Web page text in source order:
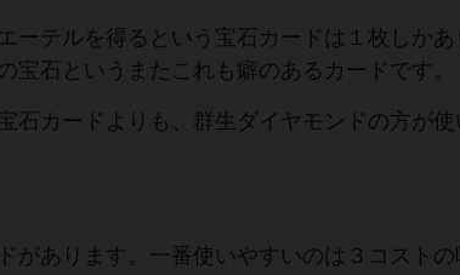
ーテルを得るという宝石カードは１枚しかあ
石というまたこれも癖のあるカードです。
石カードよりも、群生ダイヤモンドの方が使
があります。一番使いやすいのは３コストの